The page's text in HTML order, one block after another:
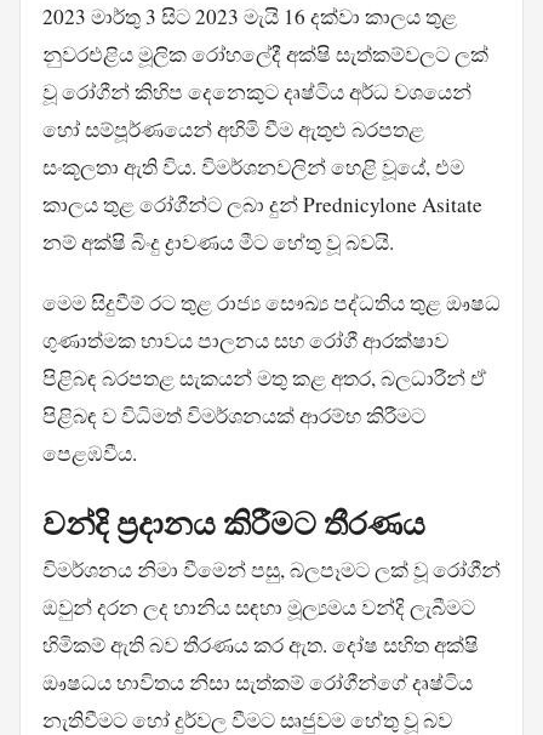
2023 මාර්තු 3 සිට 2023 මැයි 16 දක්වා කාලය තුළ
නුවරඑළිය මූලික රෝහලේදී අක්ෂි සැත්කම්වලට ලක්
වූ රෝගීන් කිහිප දෙනෙකුට දෘෂ්ටිය අර්ධ වශයෙන්
හෝ සම්පූර්ණයෙන් අහිමි වීම ඇතුළු බරපතළ
සංකූලතා ඇති විය. විමර්ශනවලින් හෙළි වූයේ, එම
කාලය තුළ රෝගීන්ට ලබා දුන් Prednicylone Asitate
නම් අක්ෂි බිංදු ද්‍රාවණය මීට හේතු වූ බවයි.
මෙම සිදුවීම් රට තුළ රාජ්‍ය සෞඛ්‍ය පද්ධතිය තුළ ඖෂධ
ගුණාත්මක භාවය පාලනය සහ රෝගී ආරක්ෂාව
පිළිබඳ බරපතළ සැකයන් මතු කළ අතර, බලධාරීන් ඒ
පිළිබඳ ව විධිමත් විමර්ශනයක් ආරම්භ කිරීමට
පෙළඹවීය.
වන්දි ප්‍රදානය කිරීමට තීරණය
විමර්ශනය නිමා වීමෙන් පසු, බලපෑමට ලක් වූ රෝගීන්
ඔවුන් දරන ලද හානිය සඳහා මූල්‍යමය වන්දි ලැබීමට
හිමිකම් ඇති බව තීරණය කර ඇත. දෝෂ සහිත අක්ෂි
ඖෂධය භාවිතය නිසා සැත්කම් රෝගීන්ගේ දෘෂ්ටිය
නැතිවීමට හෝ දුර්වල වීමට සෘජුවම හේතු වූ බව